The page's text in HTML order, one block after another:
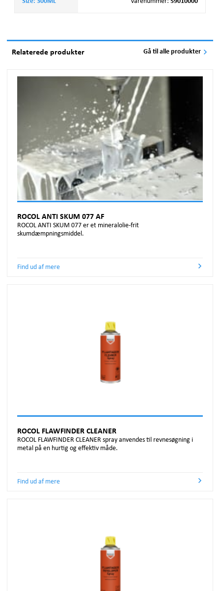
Relaterede produkter Gå til alle produkter
ROCOL ANTI SKUM 077 AF
ROCOL ANTI SKUM 077 er et mineralolie-frit
skumdæmpningsmiddel.
Find ud af mere
ROCOL FLAWFINDER CLEANER
ROCOL FLAWFINDER CLEANER spray anvendes til revnesøgning i
metal på en hurtig og effektiv måde.
Find ud af mere